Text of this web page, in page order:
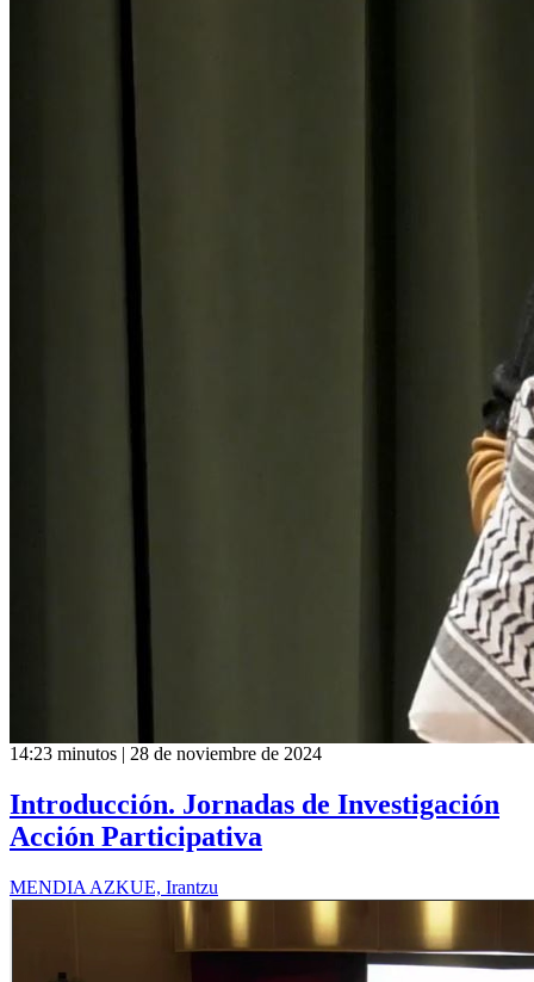
14:23 minutos | 28 de noviembre de 2024
Introducción. Jornadas de Investigación
Acción Participativa
MENDIA AZKUE, Irantzu